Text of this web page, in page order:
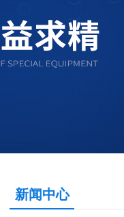
新闻中心